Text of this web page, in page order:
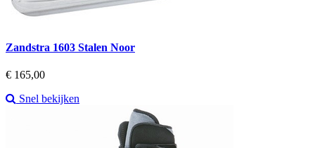
Zandstra 1603 Stalen Noor
Prijs
€ 165,00
Snel bekijken